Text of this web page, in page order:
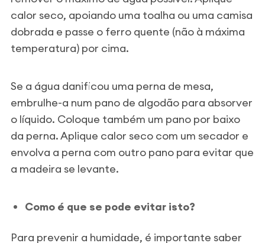
calor seco, apoiando uma toalha ou uma camisa
dobrada e passe o ferro quente (não à máxima
temperatura) por cima.
Se a água danificou uma perna de mesa,
embrulhe-a num pano de algodão para absorver
o líquido. Coloque também um pano por baixo
da perna. Aplique calor seco com um secador e
envolva a perna com outro pano para evitar que
a madeira se levante.
Como é que se pode evitar isto?
Para prevenir a humidade, é importante saber